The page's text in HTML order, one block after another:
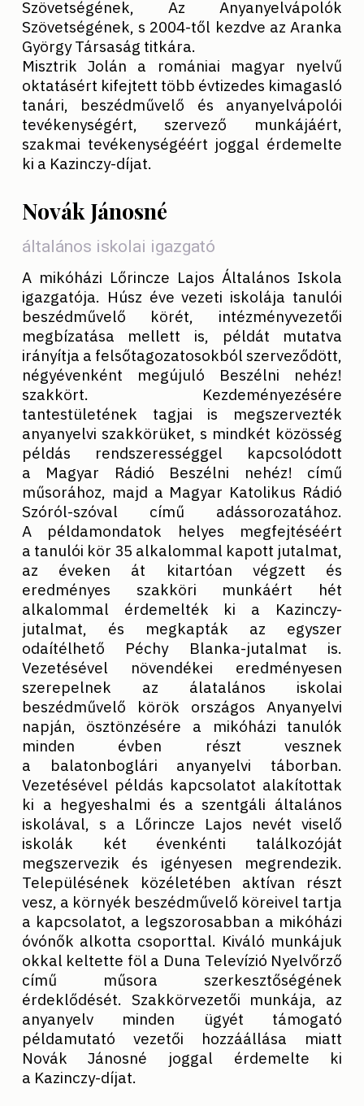
Szövetségének, Az Anyanyelvápolók
Szövetségének, s 2004-től kezdve az Aranka
György Társaság titkára.
Misztrik Jolán a romániai magyar nyelvű
oktatásért kifejtett több évtizedes kimagasló
tanári, beszédművelő és anyanyelvápolói
tevékenységért, szervező munkájáért,
szakmai tevékenységéért joggal érdemelte
ki a Kazinczy-díjat.
Novák Jánosné
általános iskolai igazgató
A mikóházi Lőrincze Lajos Általános Iskola
igazgatója. Húsz éve vezeti iskolája tanulói
beszédművelő körét, intézményvezetői
megbízatása mellett is, példát mutatva
irányítja a felsőtagozatosokból szerveződött,
négyévenként megújuló Beszélni nehéz!
szakkört. Kezdeményezésére
tantestületének tagjai is megszervezték
anyanyelvi szakkörüket, s mindkét közösség
példás rendszerességgel kapcsolódott
a Magyar Rádió Beszélni nehéz! című
műsorához, majd a Magyar Katolikus Rádió
Szóról-szóval című adássorozatához.
A példamondatok helyes megfejtéséért
a tanulói kör 35 alkalommal kapott jutalmat,
az éveken át kitartóan végzett és
eredményes szakköri munkáért hét
alkalommal érdemelték ki a Kazinczy-
jutalmat, és megkapták az egyszer
odaítélhető Péchy Blanka-jutalmat is.
Vezetésével növendékei eredményesen
szerepelnek az álatalános iskolai
beszédművelő körök országos Anyanyelvi
napján, ösztönzésére a mikóházi tanulók
minden évben részt vesznek
a balatonboglári anyanyelvi táborban.
Vezetésével példás kapcsolatot alakítottak
ki a hegyeshalmi és a szentgáli általános
iskolával, s a Lőrincze Lajos nevét viselő
iskolák két évenkénti találkozóját
megszervezik és igényesen megrendezik.
Településének közéletében aktívan részt
vesz, a környék beszédművelő köreivel tartja
a kapcsolatot, a legszorosabban a mikóházi
óvónők alkotta csoporttal. Kiváló munkájuk
okkal keltette föl a Duna Televízió Nyelvőrző
című műsora szerkesztőségének
érdeklődését. Szakkörvezetői munkája, az
anyanyelv minden ügyét támogató
példamutató vezetői hozzáállása miatt
Novák Jánosné joggal érdemelte ki
a Kazinczy-díjat.